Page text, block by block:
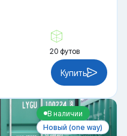
20 футов
Купить
В наличии
Новый (one way)